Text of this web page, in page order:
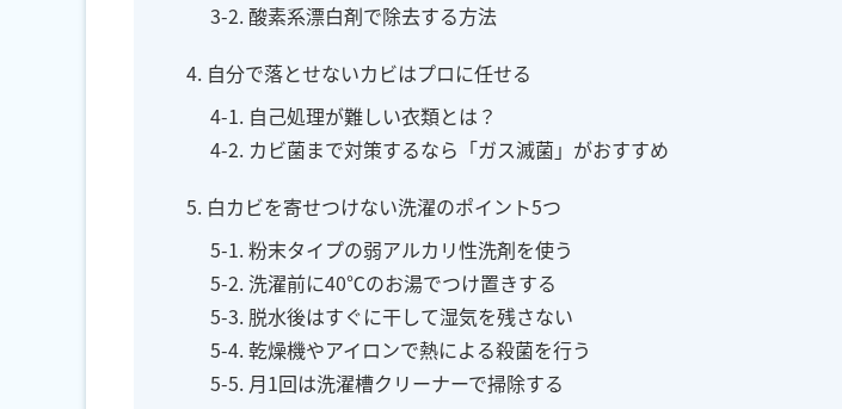
3-2. 酸素系漂白剤で除去する方法
4. 自分で落とせないカビはプロに任せる
4-1. 自己処理が難しい衣類とは？
4-2. カビ菌まで対策するなら「ガス滅菌」がおすすめ
5. 白カビを寄せつけない洗濯のポイント5つ
5-1. 粉末タイプの弱アルカリ性洗剤を使う
5-2. 洗濯前に40℃のお湯でつけ置きする
5-3. 脱水後はすぐに干して湿気を残さない
5-4. 乾燥機やアイロンで熱による殺菌を行う
5-5. 月1回は洗濯槽クリーナーで掃除する